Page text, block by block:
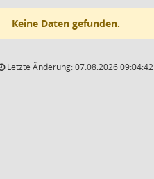
Keine Daten gefunden.
Letzte Änderung: 07.08.2026 09:04:42